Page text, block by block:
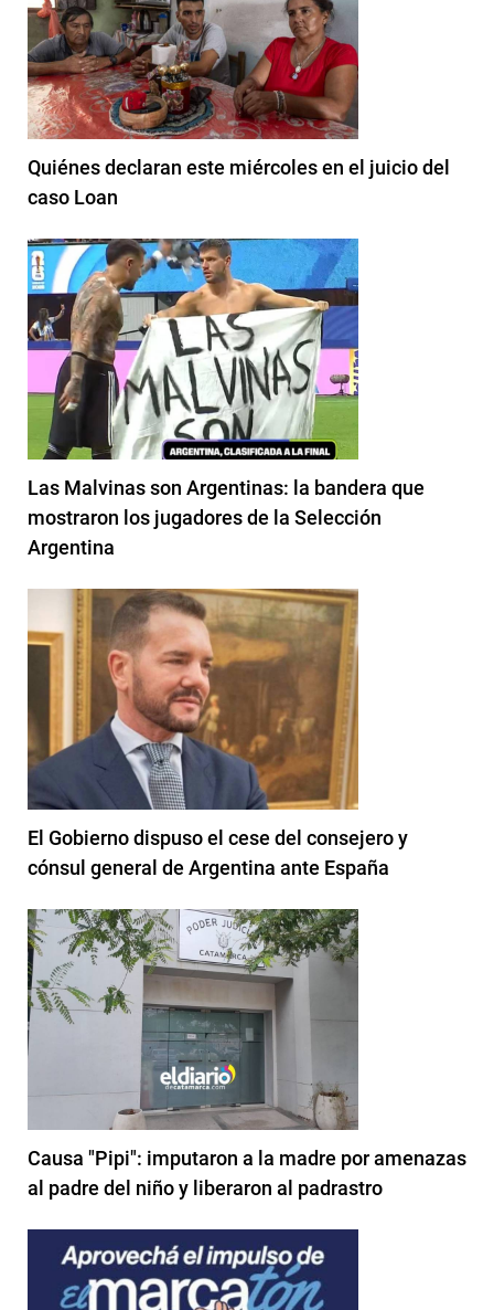
Quiénes declaran este miércoles en el juicio del
caso Loan
Las Malvinas son Argentinas: la bandera que
mostraron los jugadores de la Selección
Argentina
El Gobierno dispuso el cese del consejero y
cónsul general de Argentina ante España
Causa "Pipi": imputaron a la madre por amenazas
al padre del niño y liberaron al padrastro